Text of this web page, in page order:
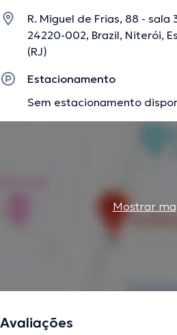
R. Miguel de Frias, 88 - sala
24220-002, Brazil, Niterói,
(RJ)
Estacionamento
Sem estacionamento
Mostrar
Avaliações